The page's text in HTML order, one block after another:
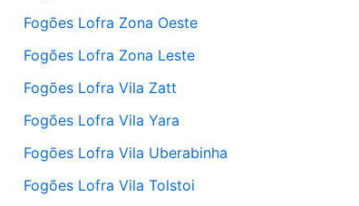
Fogões Lofra Zona Oeste
Fogões Lofra Zona Leste
Fogões Lofra Vila Zatt
Fogões Lofra Vila Yara
Fogões Lofra Vila Uberabinha
Fogões Lofra Vila Tolstoi